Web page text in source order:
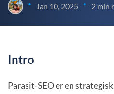
• Jan 10, 2025 • 2 min
Intro
Parasit-SEO er en